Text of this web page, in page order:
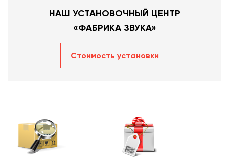
НАШ УСТАНОВОЧНЫЙ ЦЕНТР
«ФАБРИКА ЗВУКА»
Стоимость уcтановки